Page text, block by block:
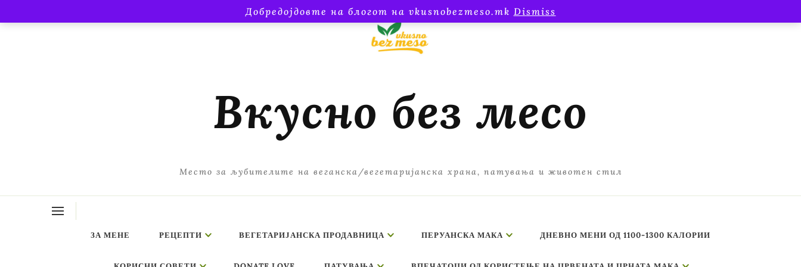
Добредојдовте на блогот на vkusnobezmeso.mk Dismiss
Вкусно без месо
Место за љубителите на веганска/вегетаријанска храна, патувања и животен стил
ЗА МЕНЕ РЕЦЕПТИ ВЕГЕТАРИЈАНСКА ПРОДАВНИЦА ПЕРУАНСКА МАКА ДНЕВНО МЕНИ ОД 1100-1300 КАЛОРИИ